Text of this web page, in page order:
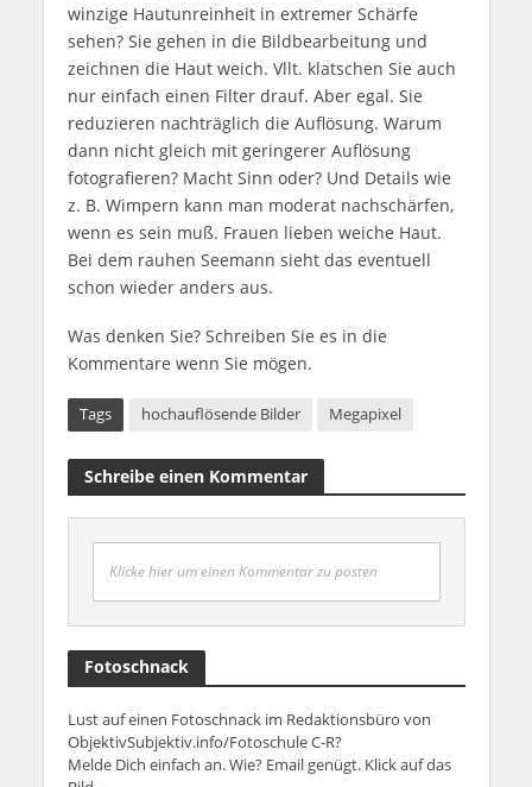
winzige Hautunreinheit in extremer Schärfe
sehen? Sie gehen in die Bildbearbeitung und
zeichnen die Haut weich. Vllt. klatschen Sie auch
nur einfach einen Filter drauf. Aber egal. Sie
reduzieren nachträglich die Auflösung. Warum
dann nicht gleich mit geringerer Auflösung
fotografieren? Macht Sinn oder? Und Details wie
z. B. Wimpern kann man moderat nachschärfen,
wenn es sein muß. Frauen lieben weiche Haut.
Bei dem rauhen Seemann sieht das eventuell
schon wieder anders aus.
Was denken Sie? Schreiben Sie es in die
Kommentare wenn Sie mögen.
Tags hochauflösende Bilder Megapixel
Schreibe einen Kommentar
Klicke hier um einen Kommentar zu posten
Fotoschnack
Lust auf einen Fotoschnack im Redaktionsbüro von
ObjektivSubjektiv.info/Fotoschule C-R?
Melde Dich einfach an. Wie? Email genügt. Klick auf das